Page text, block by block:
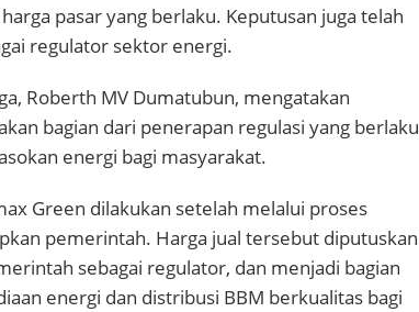
pasar yang berlaku. Keputusan juga telah
regulator sektor energi.
Roberth MV Dumatubun, mengatakan
bagian dari penerapan regulasi yang berlaku
energi bagi masyarakat.
Green dilakukan setelah melalui proses
pemerintah. Harga jual tersebut diputuskan
sebagai regulator, dan menjadi bagian
energi dan distribusi BBM berkualitas bagi